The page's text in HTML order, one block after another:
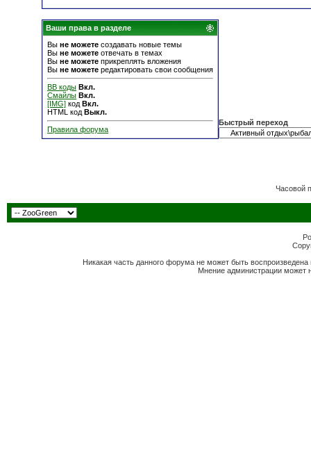
Ваши права в разделе
Вы не можете создавать новые темы
Вы не можете отвечать в темах
Вы не можете прикреплять вложения
Вы не можете редактировать свои сообщения
BB коды Вкл.
Смайлы Вкл.
[IMG] код Вкл.
HTML код Выкл.
Правила форума
Быстрый переход
Часовой
Никакая часть данного форума не может быть
Мнение администрации может